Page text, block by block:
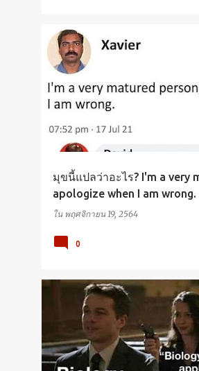
มุขนี้แปลว่าอะไร? I'm a very
apologize when I am wrong.
ใน พฤศจิกายน 19, 2564
VOCABULARY
0
ENGLISH